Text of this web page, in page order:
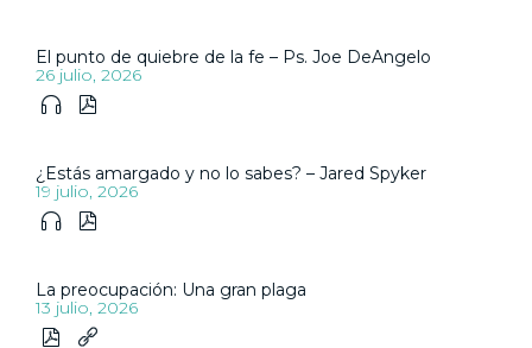
El punto de quiebre de la fe – Ps. Joe DeAngelo
26 julio, 2026
 
¿Estás amargado y no lo sabes? – Jared Spyker
19 julio, 2026
 
La preocupación: Una gran plaga
13 julio, 2026
 